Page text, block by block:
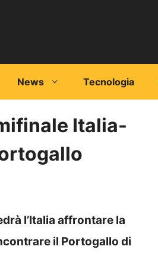
News Tecnologia
Italia-
l’Italia affrontare la
il Portogallo di